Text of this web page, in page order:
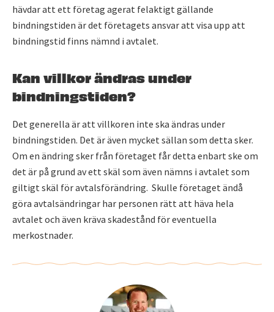
hävdar att ett företag agerat felaktigt gällande
bindningstiden är det företagets ansvar att visa upp att
bindningstid finns nämnd i avtalet.
Kan villkor ändras under
bindningstiden?
Det generella är att villkoren inte ska ändras under
bindningstiden. Det är även mycket sällan som detta sker.
Om en ändring sker från företaget får detta enbart ske om
det är på grund av ett skäl som även nämns i avtalet som
giltigt skäl för avtalsförändring. Skulle företaget ändå
göra avtalsändringar har personen rätt att häva hela
avtalet och även kräva skadestånd för eventuella
merkostnader.